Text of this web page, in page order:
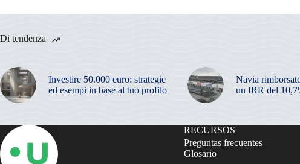
Di tendenza
Investire 50.000 euro: strategie
ed esempi in base al tuo profilo
Navia
un IRR del
RECURSOS
Preguntas frecuentes
Glosario